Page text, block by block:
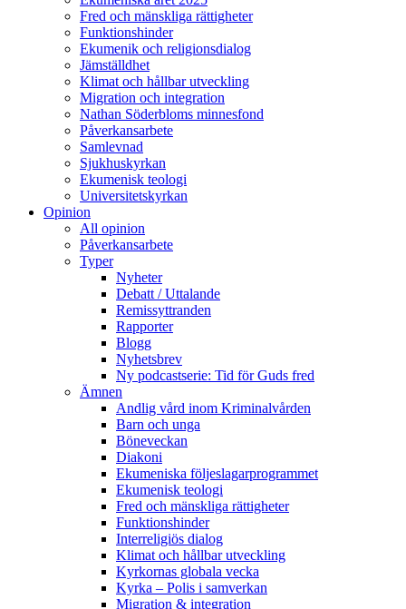
Fred och mänskliga rättigheter
Funktionshinder
Ekumenik och religionsdialog
Jämställdhet
Klimat och hållbar utveckling
Migration och integration
Nathan Söderbloms minnesfond
Påverkansarbete
Samlevnad
Sjukhuskyrkan
Ekumenisk teologi
Universitetskyrkan
Opinion
All opinion
Påverkansarbete
Typer
Nyheter
Debatt / Uttalande
Remissyttranden
Rapporter
Blogg
Nyhetsbrev
Ny podcastserie: Tid för Guds fred
Ämnen
Andlig vård inom Kriminalvården
Barn och unga
Böneveckan
Diakoni
Ekumeniska följeslagarprogrammet
Ekumenisk teologi
Fred och mänskliga rättigheter
Funktionshinder
Interreligiös dialog
Klimat och hållbar utveckling
Kyrkornas globala vecka
Kyrka – Polis i samverkan
Migration & integration